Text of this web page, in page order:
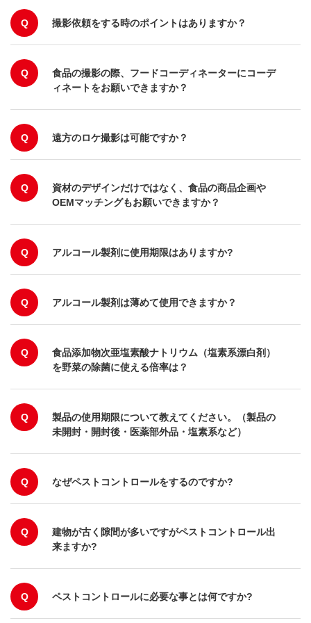
Q 撮影依頼をする時のポイントはありますか？
Q
食品の撮影の際、フードコーディネーターにコーデ
ィネートをお願いできますか？
Q 遠方のロケ撮影は可能ですか？
Q
資材のデザインだけではなく、食品の商品企画や
OEMマッチングもお願いできますか？
Q アルコール製剤に使用期限はありますか?
Q アルコール製剤は薄めて使用できますか？
Q
食品添加物次亜塩素酸ナトリウム（塩素系漂白剤）
を野菜の除菌に使える倍率は？
Q
製品の使用期限について教えてください。（製品の
未開封・開封後・医薬部外品・塩素系など）
Q なぜペストコントロールをするのですか?
Q
建物が古く隙間が多いですがペストコントロール出
来ますか?
Q ペストコントロールに必要な事とは何ですか?